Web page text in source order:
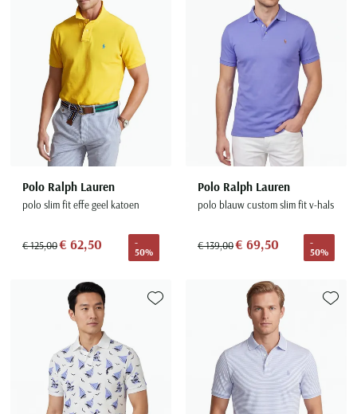
William Lockie
Xacus
Alle merken
Polo Ralph Lauren
polo slim fit effe geel katoen
€ 125,00€ 62,50
-
50%
Polo Ralph Lauren
polo blauw custom slim fit v-hals
€ 139,00€ 69,50
-
50%
Toevoegen aan favorieten